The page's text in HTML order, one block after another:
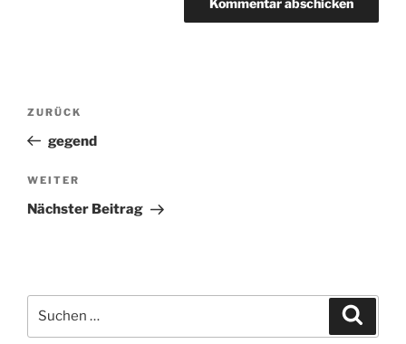
Beitragsnavigation
Vorheriger
Beitrag
ZURÜCK
gegend
Nächster
Beitrag
WEITER
Nächster Beitrag